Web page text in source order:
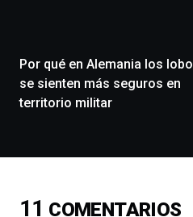
monólogos,
exposiciones,
docufórums
de
16
Por qué en Alemania los
se sienten más seguros en
territorio militar
11 COMENTARIOS